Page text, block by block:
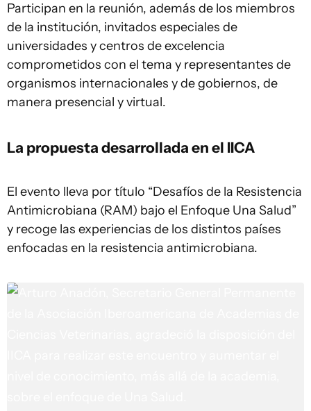
Participan en la reunión, además de los miembros
de la institución, invitados especiales de
universidades y centros de excelencia
comprometidos con el tema y representantes de
organismos internacionales y de gobiernos, de
manera presencial y virtual.
La propuesta desarrollada en el IICA
El evento lleva por título “Desafíos de la Resistencia
Antimicrobiana (RAM) bajo el Enfoque Una Salud”
y recoge las experiencias de los distintos países
enfocadas en la resistencia antimicrobiana.